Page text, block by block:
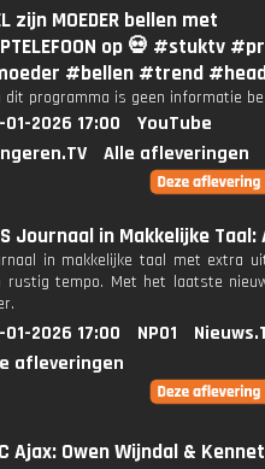
zijn MOEDER bellen met
op 💀 #stuktv
#bellen #trend
dit programma is geen informatie
01-2026 17:00
YouTube
Alle afleveringen
Journaal in Makkelijke Taal:
in makkelijke taal met extra
rustig tempo. Met het laatste
01-2026 17:00 NPO1
afleveringen
Ajax: Owen Wijndal &